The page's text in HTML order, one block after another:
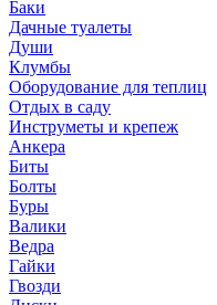
Баки
Дачные туалеты
Души
Клумбы
Оборудование для теплиц
Отдых в саду
Инструметы и крепеж
Анкера
Биты
Болты
Буры
Валики
Ведра
Гайки
Гвозди